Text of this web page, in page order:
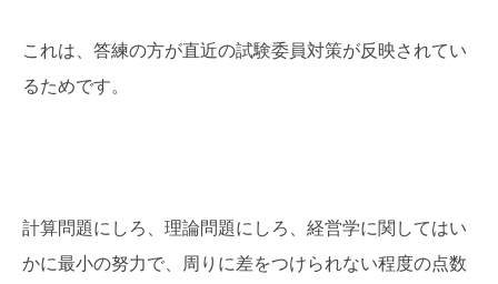
これは、答練の方が直近の試験委員対策が反映されてい
るためです。
計算問題にしろ、理論問題にしろ、経営学に関してはい
かに最小の努力で、周りに差をつけられない程度の点数